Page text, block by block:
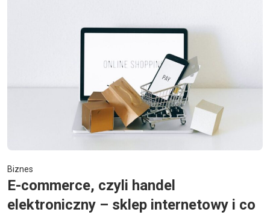
Biznes
E-commerce, czyli handel
elektroniczny – sklep internetowy i co